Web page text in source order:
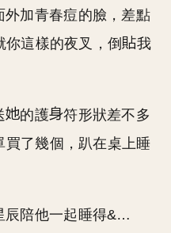
外加青春痘的臉，差點
你這樣的夜叉，倒
我
的護
符形狀差不多
買了幾個，趴在桌上睡
辰陪他一起睡得&…